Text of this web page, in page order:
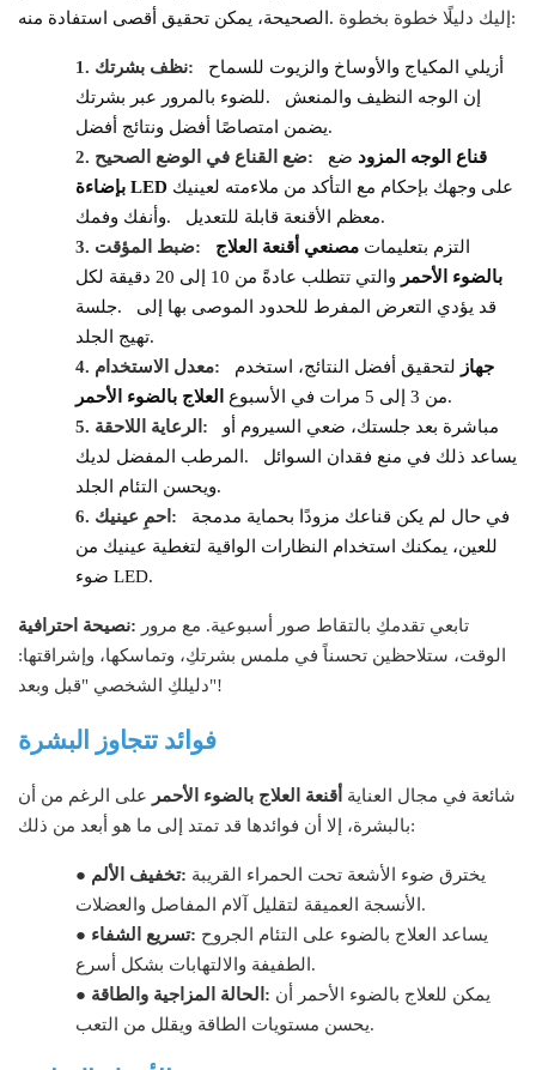
الصحيحة، يمكن تحقيق أقصى استفادة منه.
إليك دليلًا خطوة بخطوة:
1. نظف بشرتك:
أزيلي المكياج والأوساخ والزيوت للسماح
للضوء بالمرور عبر بشرتك.
إن الوجه النظيف والمنعش
يضمن امتصاصًا أفضل ونتائج أفضل.
2.
ضع القناع في الوضع الصحيح: ضع قناع الوجه المزود
بإضاءة LED على وجهك بإحكام مع التأكد من ملاءمته لعينيك
وأنفك وفمك.
معظم الأقنعة قابلة للتعديل.
3.
ضبط المؤقت: التزم بتعليمات مصنعي أقنعة العلاج
بالضوء الأحمر
والتي تتطلب عادةً من 10 إلى 20 دقيقة لكل
جلسة.
قد يؤدي التعرض المفرط للحدود الموصى بها إلى
تهيج الجلد.
4.
معدل الاستخدام: لتحقيق أفضل النتائج، استخدم جهاز
العلاج بالضوء الأحمر
من 3 إلى 5 مرات في الأسبوع.
5.
الرعاية اللاحقة:
مباشرة بعد جلستك، ضعي السيروم أو
المرطب المفضل لديك.
يساعد ذلك في منع فقدان السوائل
ويحسن التئام الجلد.
6.
احمِ عينيك:
في حال لم يكن قناعك مزودًا بحماية مدمجة
للعين، يمكنك استخدام النظارات الواقية لتغطية عينيك من
ضوء LED.
نصيحة احترافية: تابعي تقدمكِ بالتقاط صور أسبوعية. مع مرور
الوقت، ستلاحظين تحسناً في ملمس بشرتكِ، وتماسكها، وإشراقتها:
دليلكِ الشخصي "قبل وبعد"!
فوائد تتجاوز البشرة
على الرغم من أن أقنعة العلاج بالضوء الأحمر شائعة في مجال العناية
بالبشرة، إلا أن فوائدها قد تمتد إلى ما هو أبعد من ذلك:
● تخفيف الألم: يخترق ضوء الأشعة تحت الحمراء القريبة
الأنسجة العميقة لتقليل آلام المفاصل والعضلات.
●
تسريع الشفاء: يساعد العلاج بالضوء على التئام الجروح
الطفيفة والالتهابات بشكل أسرع.
●
الحالة المزاجية والطاقة: يمكن للعلاج بالضوء الأحمر أن
يحسن مستويات الطاقة ويقلل من التعب.